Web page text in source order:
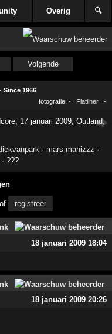
Overig 🔍
Volgende
· Since 1966
fotografie: -= Flatliner =-
·mars manizzz·
· ???
of registreer
18 januari 2009 18:04
18 januari 2009 20:26